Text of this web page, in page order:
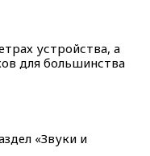
устройства, а
для большинства
«Звуки и